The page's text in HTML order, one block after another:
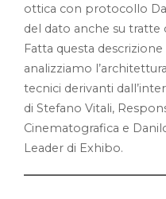
ottica con protocollo
del dato anche su tratte
Fatta questa
analizziamo
tecnici derivanti
di Stefano Vitali,
Cinematografica e
Leader di Exhibo.